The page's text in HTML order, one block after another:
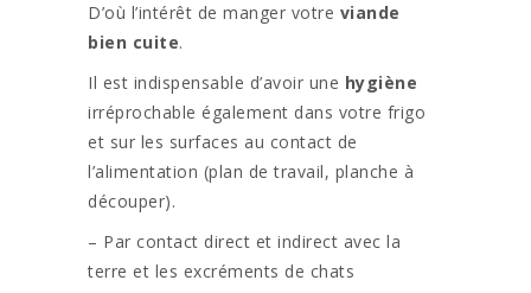
D’où l’intérêt de manger votre viande
bien cuite.
Il est indispensable d’avoir une hygiène
irréprochable également dans votre frigo
et sur les surfaces au contact de
l’alimentation (plan de travail, planche à
découper).
– Par contact direct et indirect avec la
terre et les excréments de chats